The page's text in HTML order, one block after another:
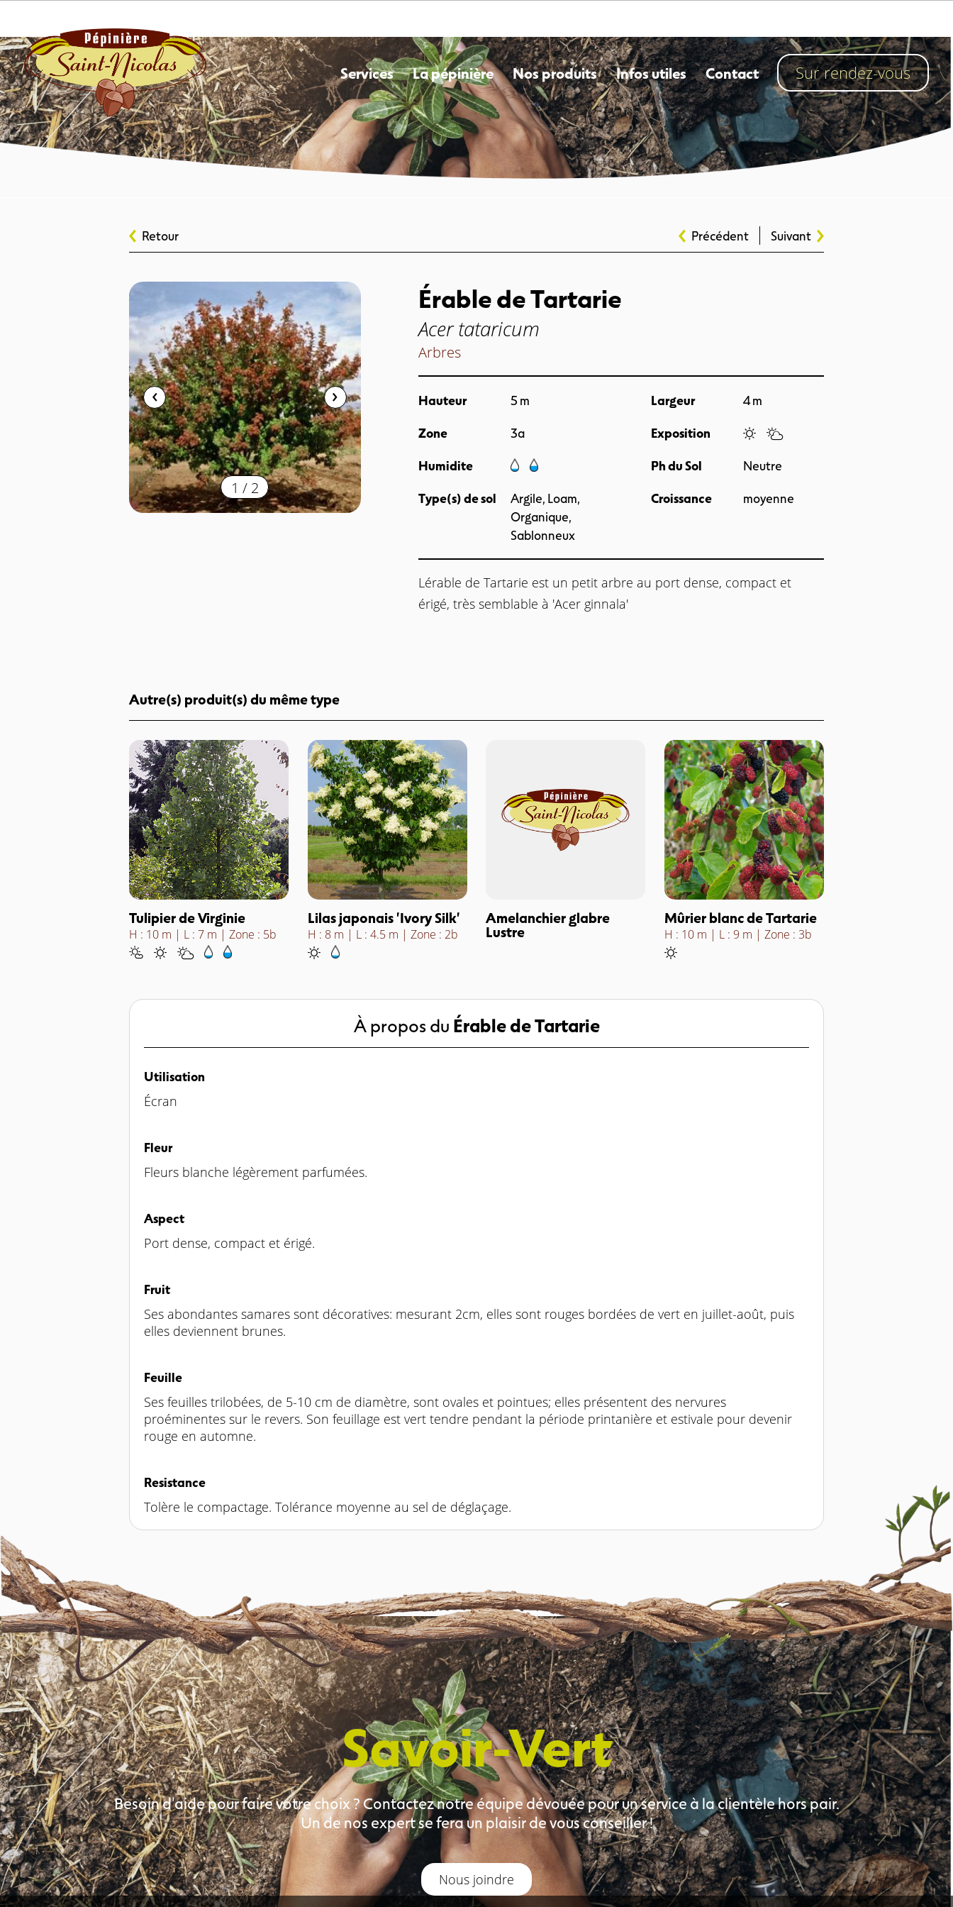
Services La pépinière Nos produits Infos utiles Contact Sur rendez-vous
Retour Précédent Suivant
1 / 2
Érable de Tartarie
Acer tataricum
Arbres
Hauteur 5 m Largeur
4 m
Zone
3a
Exposition
Humidite
Ph du Sol
Neutre
Type(s) de sol
Argile, Loam,
Organique,
Sablonneux
Croissance moyenne
Lérable de Tartarie est un petit arbre au port dense, compact et
érigé, très semblable à 'Acer ginnala'
Autre(s) produit(s) du même type
Tulipier de Virginie
H : 10 m L : 7 m Zone : 5b
Lilas japonais 'Ivory Silk'
H : 8 m L : 4.5 m Zone : 2b
Amelanchier glabre
Lustre
Mûrier blanc de Tartarie
H : 10 m L : 9 m Zone : 3b
À propos duÉrable de Tartarie
Utilisation
Écran
Fleur
Fleurs blanche légèrement parfumées.
Aspect
Port dense, compact et érigé.
Fruit
Ses abondantes samares sont décoratives: mesurant 2cm, elles sont rouges bordées de vert en juillet-août, puis
elles deviennent brunes.
Feuille
Ses feuilles trilobées, de 5-10 cm de diamètre, sont ovales et pointues; elles présentent des nervures
proéminentes sur le revers. Son feuillage est vert tendre pendant la période printanière et estivale pour devenir
rouge en automne.
Resistance
Tolère le compactage. Tolérance moyenne au sel de déglaçage.
Savoir-Vert
Besoin d'aide pour faire votre choix ? Contactez notre équipe dévouée pour un service à la clientèle hors pair.
Un de nos expert se fera un plaisir de vous conseiller !
Nous joindre